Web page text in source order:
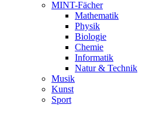
MINT-Fächer
Mathematik
Physik
Biologie
Chemie
Informatik
Natur & Technik
Musik
Kunst
Sport